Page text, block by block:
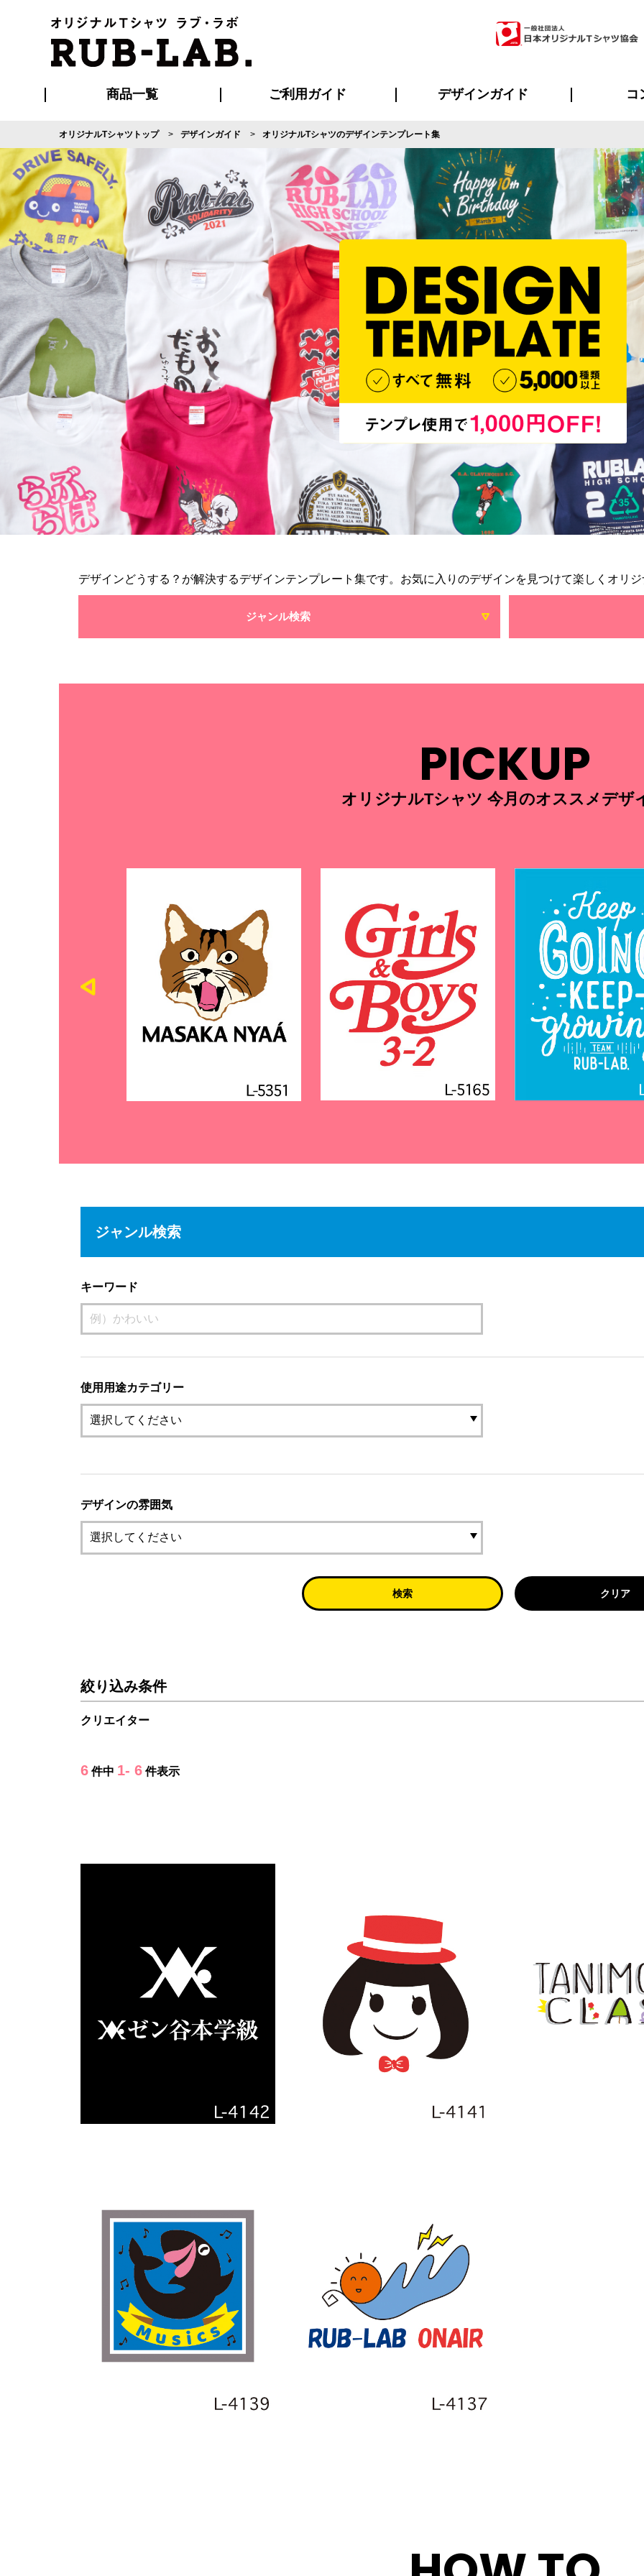
商品一覧
Tシャツ ポロシャツ パーカー・スウェット
ブルゾン・コート セットアップ・ジャージ ツナギ スポー
ハッピ キャップ・バンダナ グッズ全般 の
ご利用ガイド
ご利用ガイド
はじめての方へ
再注文の方へ
お支払い方法について
割引まとめページ
発送・特急サービスについて
版の保管期限について
マイページ会員のメリット
よくあるご質問
デザインガイド
デザイン入稿について
デザイン料について
デザインテンプレート集
デザインシミュレーター
書体一覧（フォント集）
プリント・加工一覧
コ
オリジナルTシャツトップ デザインガイド オリジナルTシャツのデザインテンプレート集
デザインどうする？が解決するデザインテンプレート集です。お気に入りのデザインを見つけて楽しくオリ
ジャンル検索
PICKUP
オリジナルTシャツ 今月のオススメデザ
ジャンル検索
キーワード
使用用途カテゴリー
デザインの雰囲気
検索 クリア
絞り込み条件
クリエイター
6 件中 1- 6 件表示